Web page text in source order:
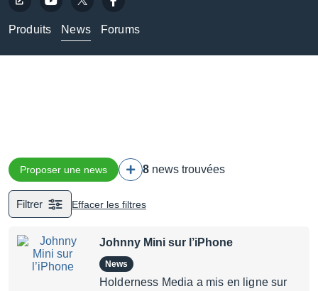
Produits News Forums
Proposer une news 8 news trouvées
Filtrer Effacer les filtres
Johnny Mini sur l’iPhone
News
Holderness Media a mis en ligne sur